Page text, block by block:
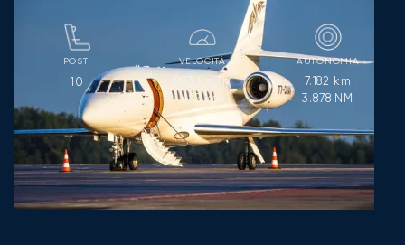
POSTI
10
VELOCITÀ
km/h
482kts
AUTONOMIA
7.182 km
3.878 NM